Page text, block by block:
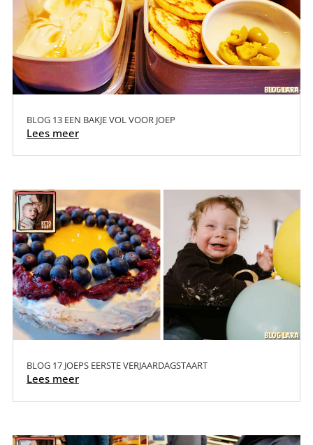
BLOG 13 EEN BAKJE VOL VOOR JOEP
Lees meer
BLOG 17 JOEPS EERSTE VERJAARDAGSTAART
Lees meer